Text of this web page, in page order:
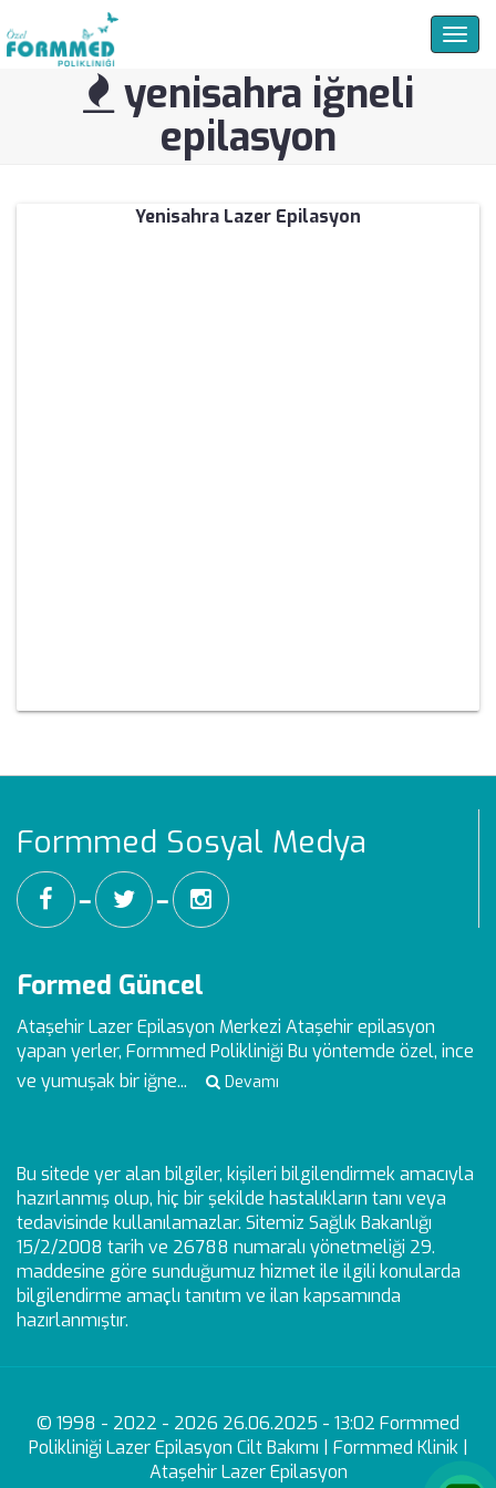
yenisahra iğneli
epilasyon
Yenisahra Lazer Epilasyon
Formmed Sosyal Medya
━ ━
Formed Güncel
Ataşehir Lazer Epilasyon Merkezi Ataşehir epilasyon
yapan yerler, Formmed Polikliniği Bu yöntemde özel, ince
ve yumuşak bir iğne...
Devamı
Bu sitede yer alan bilgiler, kişileri bilgilendirmek amacıyla
hazırlanmış olup, hiç bir şekilde hastalıkların tanı veya
tedavisinde kullanılamazlar. Sitemiz Sağlık Bakanlığı
15/2/2008 tarih ve 26788 numaralı yönetmeliği 29.
maddesine göre sunduğumuz hizmet ile ilgili konularda
bilgilendirme amaçlı tanıtım ve ilan kapsamında
hazırlanmıştır.
© 1998 - 2022 - 2026 26.06.2025 - 13:02 Formmed
Polikliniği Lazer Epilasyon Cilt Bakımı | Formmed Klinik |
Ataşehir Lazer Epilasyon